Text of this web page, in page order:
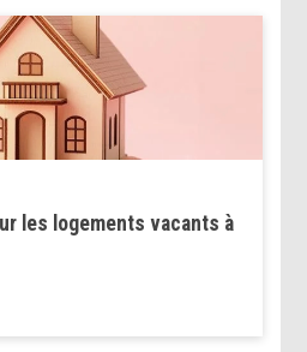
les logements vacants à